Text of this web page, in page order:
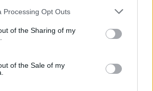
also be disclosed by us to third parties
third parties.
website/app uses one or more Google
and store information including but
or usage behaviour. You may click to
to Google and its third-party tags to
Processing Opt Outs
of the Sharing of my
of the Sale of my
puoi vivere una vacanza
spendendo molto meno
di essere stato a
provarla: dove